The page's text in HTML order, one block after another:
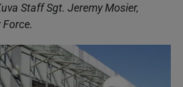
Staff Sgt. Jeremy Mosier,